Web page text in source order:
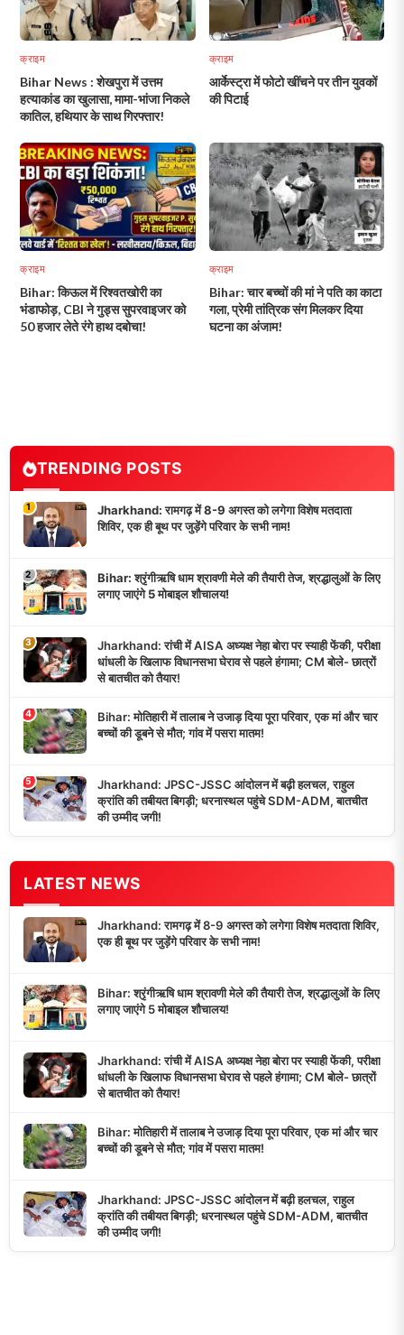
क्राइम
Bihar News : शेखपुरा में उत्तम
हत्याकांड का खुलासा, मामा-भांजा निकले
कातिल, हथियार के साथ गिरफ्तार!
क्राइम
आर्केस्ट्रा में फोटो खींचने पर तीन युवकों
की पिटाई
क्राइम
Bihar: किऊल में रिश्वतखोरी का
भंडाफोड़, CBI ने गुड्स सुपरवाइजर को
50 हजार लेते रंगे हाथ दबोचा!
क्राइम
Bihar: चार बच्चों की मां ने पति का काटा
गला, प्रेमी तांत्रिक संग मिलकर दिया
घटना का अंजाम!
TRENDING POSTS
1
Jharkhand: रामगढ़ में 8-9 अगस्त को लगेगा विशेष मतदाता
शिविर, एक ही बूथ पर जुड़ेंगे परिवार के सभी नाम!
2
Bihar: श्रृंगीऋषि धाम श्रावणी मेले की तैयारी तेज, श्रद्धालुओं के लिए
लगाए जाएंगे 5 मोबाइल शौचालय!
3
Jharkhand: रांची में AISA अध्यक्ष नेहा बोरा पर स्याही फेंकी, परीक्षा
धांधली के खिलाफ विधानसभा घेराव से पहले हंगामा; CM बोले- छात्रों
से बातचीत को तैयार!
4
Bihar: मोतिहारी में तालाब ने उजाड़ दिया पूरा परिवार, एक मां और चार
बच्चों की डूबने से मौत; गांव में पसरा मातम!
5
Jharkhand: JPSC-JSSC आंदोलन में बढ़ी हलचल, राहुल
क्रांति की तबीयत बिगड़ी; धरनास्थल पहुंचे SDM-ADM, बातचीत
की उम्मीद जगी!
LATEST NEWS
Jharkhand: रामगढ़ में 8-9 अगस्त को लगेगा विशेष मतदाता शिविर,
एक ही बूथ पर जुड़ेंगे परिवार के सभी नाम!
Bihar: श्रृंगीऋषि धाम श्रावणी मेले की तैयारी तेज, श्रद्धालुओं के लिए
लगाए जाएंगे 5 मोबाइल शौचालय!
Jharkhand: रांची में AISA अध्यक्ष नेहा बोरा पर स्याही फेंकी, परीक्षा
धांधली के खिलाफ विधानसभा घेराव से पहले हंगामा; CM बोले- छात्रों
से बातचीत को तैयार!
Bihar: मोतिहारी में तालाब ने उजाड़ दिया पूरा परिवार, एक मां और चार
बच्चों की डूबने से मौत; गांव में पसरा मातम!
Jharkhand: JPSC-JSSC आंदोलन में बढ़ी हलचल, राहुल
क्रांति की तबीयत बिगड़ी; धरनास्थल पहुंचे SDM-ADM, बातचीत
की उम्मीद जगी!